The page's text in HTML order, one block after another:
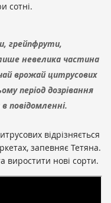
сотні.
грейпфрути,
невелика частина
врожай цитрусових
період дозрівання
повідомленні.
відрізняється
запевняє Тетяна.
виростити нові сорти.